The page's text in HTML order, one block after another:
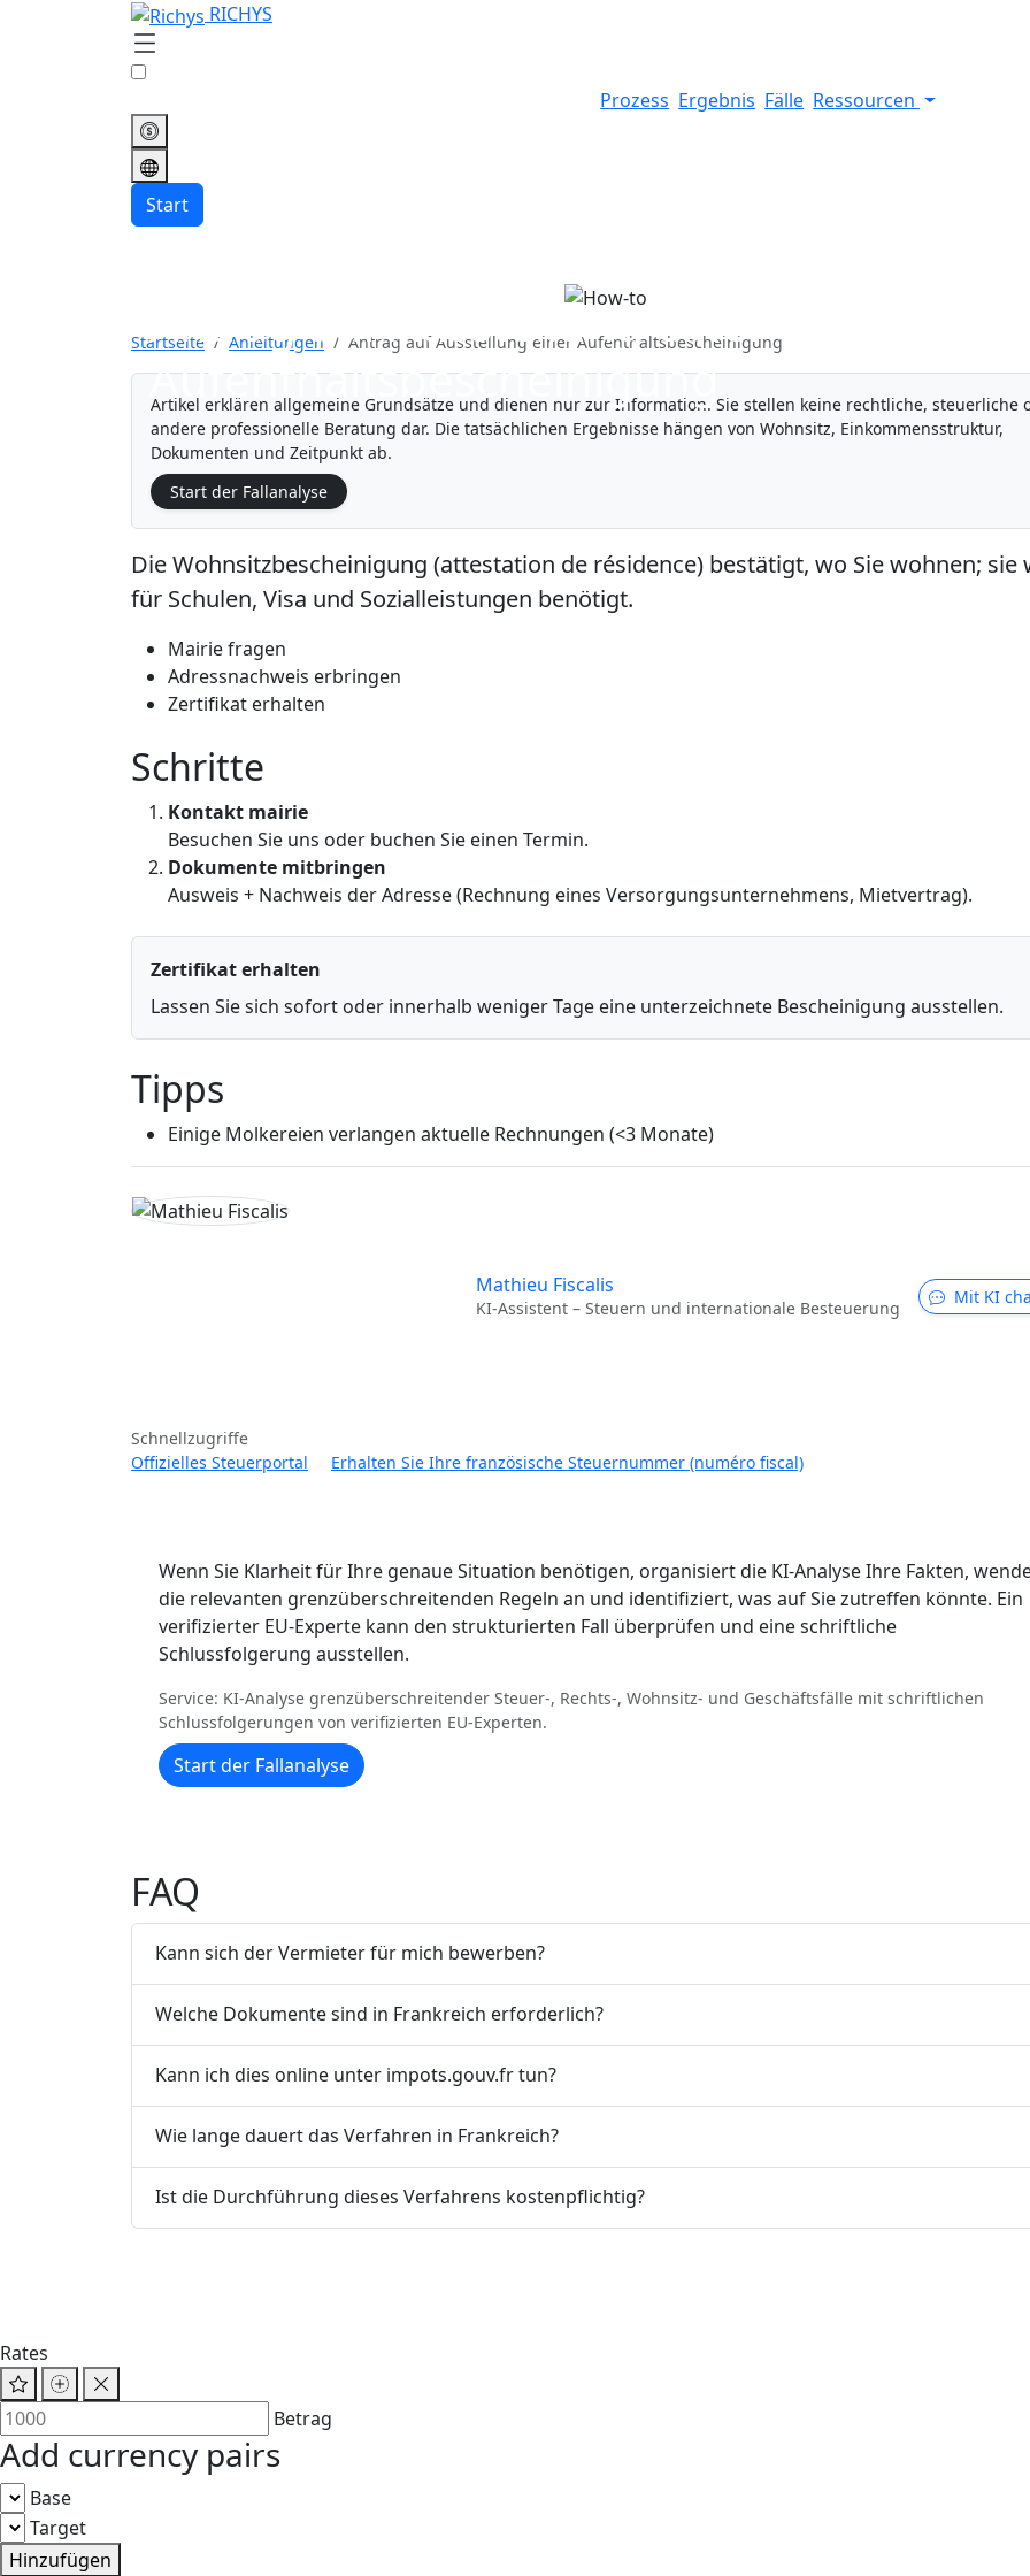
RICHYS
Prozess Ergebnis Fälle Ressourcen
Start
Antrag auf Ausstellung einer
Aufenthaltsbescheinigung
Startseite Anleitungen Antrag auf Ausstellung einer Aufenthaltsbescheinigung
Artikel erklären allgemeine Grundsätze und dienen nur zur Information. Sie stellen keine rechtliche, steuerliche
andere professionelle Beratung dar. Die tatsächlichen Ergebnisse hängen von Wohnsitz, Einkommensstruktur,
Dokumenten und Zeitpunkt ab.
Start der Fallanalyse
Die Wohnsitzbescheinigung (attestation de résidence) bestätigt, wo Sie wohnen; sie
für Schulen, Visa und Sozialleistungen benötigt.
Mairie fragen
Adressnachweis erbringen
Zertifikat erhalten
Schritte
Kontakt mairie
Besuchen Sie uns oder buchen Sie einen Termin.
Dokumente mitbringen
Ausweis + Nachweis der Adresse (Rechnung eines Versorgungsunternehmens, Mietvertrag).
Zertifikat erhalten
Lassen Sie sich sofort oder innerhalb weniger Tage eine unterzeichnete Bescheinigung ausstellen.
Tipps
Einige Molkereien verlangen aktuelle Rechnungen (<3 Monate)
Mathieu Fiscalis
KI-Assistent – Steuern und internationale Besteuerung Mit KI
Schnellzugriffe
Offizielles Steuerportal
Erhalten Sie Ihre französische Steuernummer (numéro fiscal)
Wenn Sie Klarheit für Ihre genaue Situation benötigen, organisiert die KI-Analyse Ihre Fakten,
die relevanten grenzüberschreitenden Regeln an und identifiziert, was auf Sie zutreffen könnte. Ein
verifizierter EU-Experte kann den strukturierten Fall überprüfen und eine schriftliche
Schlussfolgerung ausstellen.
Service: KI-Analyse grenzüberschreitender Steuer-, Rechts-, Wohnsitz- und Geschäftsfälle mit schriftlichen
Schlussfolgerungen von verifizierten EU-Experten.
Start der Fallanalyse
FAQ
Kann sich der Vermieter für mich bewerben?
Welche Dokumente sind in Frankreich erforderlich?
Kann ich dies online unter impots.gouv.fr tun?
Wie lange dauert das Verfahren in Frankreich?
Ist die Durchführung dieses Verfahrens kostenpflichtig?
Rates
Betrag
Add currency pairs
Base
Target
Hinzufügen